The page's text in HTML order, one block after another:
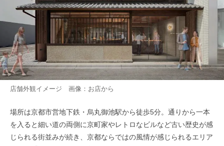
店舗外観イメージ 画像：お店から
場所は京都市営地下鉄・烏丸御池駅から徒歩5分。通りから一本
を入ると細い道の両側に京町家やレトロなビルなど古い歴史が感
じられる街並みが続き、京都ならではの風情が感じられるエリア